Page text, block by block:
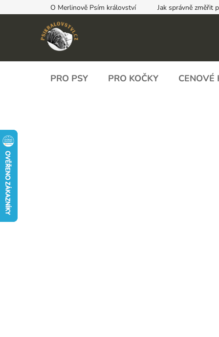
na
O Merlinově Psím království Jak správně změřit
PRO PSY PRO KOČKY CENOVÉ